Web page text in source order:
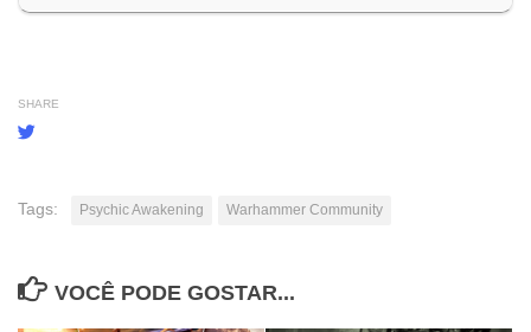
SHARE
Tags: Psychic Awakening Warhammer Community
VOCÊ PODE GOSTAR...